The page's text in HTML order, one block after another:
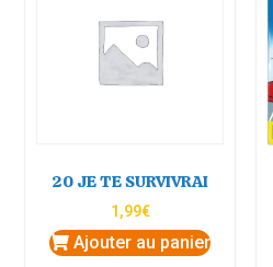
20 JE TE SURVIVRAI
1,99€
Ajouter au panier